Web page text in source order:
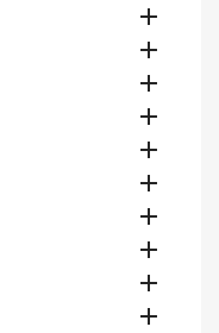









